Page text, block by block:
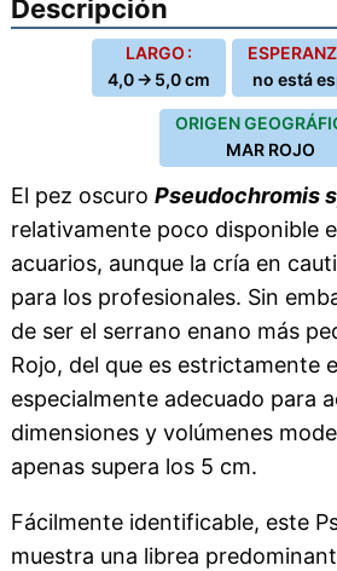
Descripción
LARGO :
4,0 → 5,0 cm
no está
ORIGEN
MAR ROJO
El pez oscuro Pseudochromis
relativamente poco disponible
acuarios, aunque la cría en
para los profesionales. Sin
de ser el serrano enano más
Rojo, del que es estrictamente
especialmente adecuado para
dimensiones y volúmenes
apenas supera los 5 cm.
Fácilmente identificable, este
muestra una librea